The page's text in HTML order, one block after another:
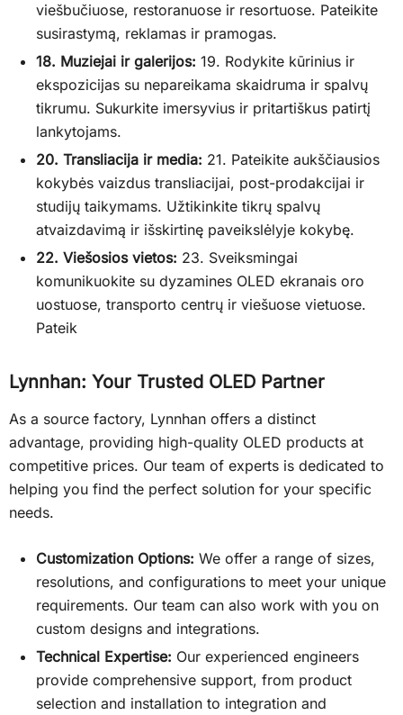
viešbučiuose, restoranuose ir resortuose. Pateikite
susirastymą, reklamas ir pramogas.
18. Muziejai ir galerijos: 19. Rodykite kūrinius ir
ekspozicijas su nepareikama skaidruma ir spalvų
tikrumu. Sukurkite imersyvius ir pritartiškus patirtį
lankytojams.
20. Transliacija ir media: 21. Pateikite aukščiausios
kokybės vaizdus transliacijai, post-prodakcijai ir
studijų taikymams. Užtikinkite tikrų spalvų
atvaizdavimą ir išskirtinę paveikslėlyje kokybę.
22. Viešosios vietos: 23. Sveiksmingai
komunikuokite su dyzamines OLED ekranais oro
uostuose, transporto centrų ir viešuose vietuose.
Pateik
Lynnhan: Your Trusted OLED Partner
As a source factory, Lynnhan offers a distinct
advantage, providing high-quality OLED products at
competitive prices. Our team of experts is dedicated to
helping you find the perfect solution for your specific
needs.
Customization Options: We offer a range of sizes,
resolutions, and configurations to meet your unique
requirements. Our team can also work with you on
custom designs and integrations.
Technical Expertise: Our experienced engineers
provide comprehensive support, from product
selection and installation to integration and